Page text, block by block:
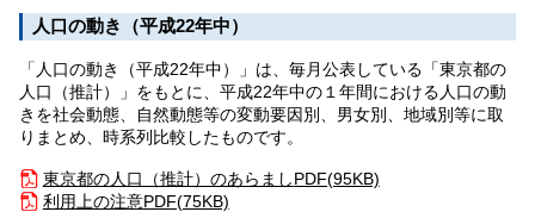
人口の動き（平成22年中）
「人口の動き（平成22年中）」は、毎月公表している「東京都の
人口（推計）」をもとに、平成22年中の１年間における人口の動
きを社会動態、自然動態等の変動要因別、男女別、地域別等に取
りまとめ、時系列比較したものです。
東京都の人口（推計）のあらましPDF(95KB)
利用上の注意PDF(75KB)